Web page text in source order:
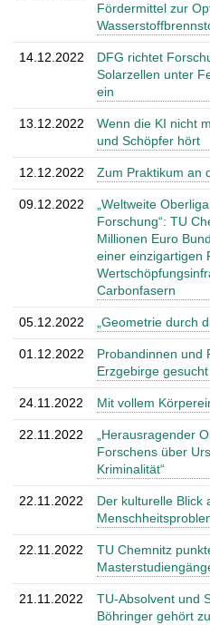
e
n
Fördermittel zur
14.12.2022
DFG richtet
Solarzellen unter
ein
13.12.2022
Wenn die KI nicht
und Schöpfer hört
12.12.2022 Zum Praktikum an
09.12.2022
„Weltweite
Forschung“: TU
Millionen Euro
einer einzigartigen
Carbonfasern
05.12.2022 „Geometrie durch
01.12.2022
Probandinnen und
Erzgebirge gesucht
24.11.2022 Mit vollem
22.11.2022
„Herausragender
Forschens über
Kriminalität“
22.11.2022
Der kulturelle Blick
22.11.2022
TU Chemnitz
21.11.2022
TU-Absolvent und
Böhringer gehört